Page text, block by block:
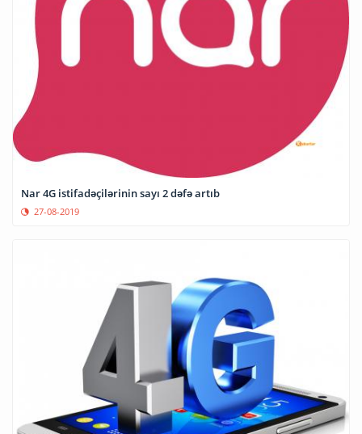
Nar 4G istifadəçilərinin sayı 2 dəfə artıb
27-08-2019